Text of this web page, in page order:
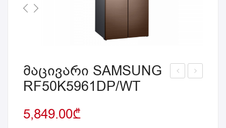
მაცივარი SAMSUNG
RF50K5961DP/WT
5,849.00₾